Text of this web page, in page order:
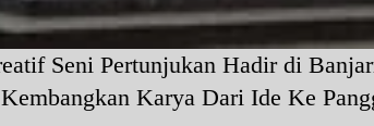
Seni Pertunjukan Hadir di
Karya Dari Ide Ke